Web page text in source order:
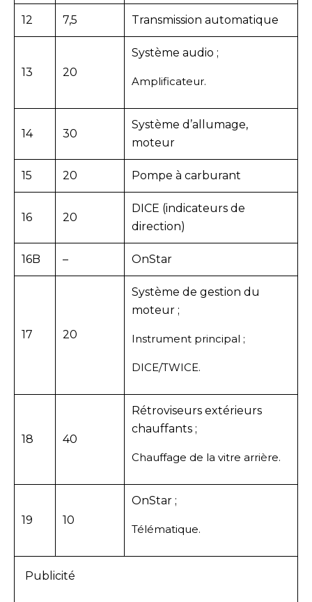
12 7,5 Transmission automatique
13 20
Système audio ;
Amplificateur.
14 30
Système d’allumage,
moteur
15 20 Pompe à carburant
16 20
DICE (indicateurs de
direction)
16B – OnStar
17 20
Système de gestion du
moteur ;
Instrument principal ;
DICE/TWICE.
18 40
Rétroviseurs extérieurs
chauffants ;
Chauffage de la vitre arrière.
19 10
OnStar ;
Télématique.
Publicité